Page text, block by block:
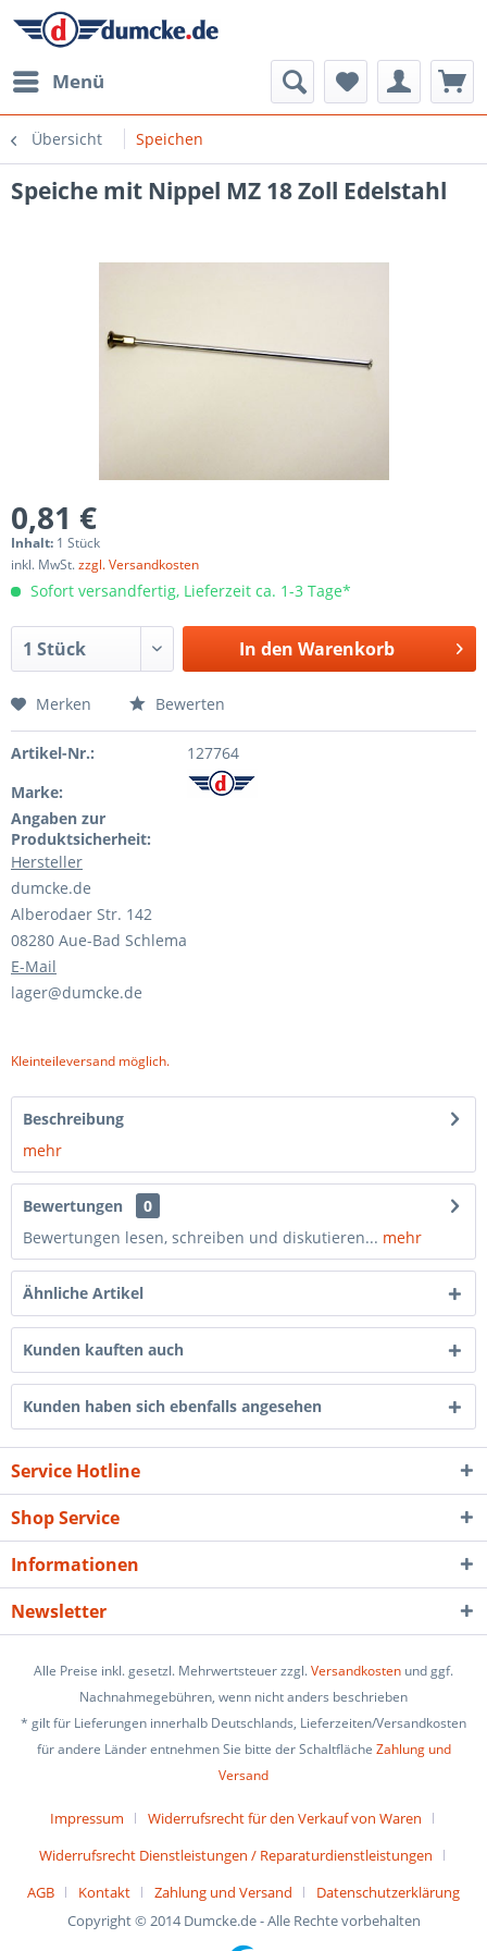
Menü
Übersicht Speichen
Speiche mit Nippel MZ 18 Zoll Edelstahl
0,81 €
Inhalt: 1 Stück
inkl. MwSt.zzgl. Versandkosten
Sofort versandfertig, Lieferzeit ca. 1-3 Tage*
In den Warenkorb
Merken Bewerten
Artikel-Nr.:
127764
Marke:
Angaben zur
Produktsicherheit:
Hersteller
dumcke.de
Alberodaer Str. 142
08280 Aue-Bad Schlema
E-Mail
lager@dumcke.de
Kleinteileversand möglich.
Beschreibung
mehr
Bewertungen
0
Bewertungen lesen, schreiben und diskutieren... mehr
Ähnliche Artikel
Kunden kauften auch
Kunden haben sich ebenfalls angesehen
Service Hotline
Shop Service
Informationen
Newsletter
Alle Preise inkl. gesetzl. Mehrwertsteuer zzgl.Versandkosten und ggf.
Nachnahmegebühren, wenn nicht anders beschrieben
* gilt für Lieferungen innerhalb Deutschlands, Lieferzeiten/Versandkosten
für andere Länder entnehmen Sie bitte der Schaltfläche Zahlung und
Versand
Impressum
Widerrufsrecht für den Verkauf von Waren
Widerrufsrecht Dienstleistungen / Reparaturdienstleistungen
AGB
Kontakt Zahlung und Versand
Datenschutzerklärung
Copyright © 2014 Dumcke.de - Alle Rechte vorbehalten